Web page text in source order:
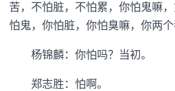
苦，不怕脏，不怕累，你怕鬼嘛
怕鬼，你怕脏，你怕臭嘛，你两个
杨锦麟：你怕吗？当初。
郑志胜：怕啊。